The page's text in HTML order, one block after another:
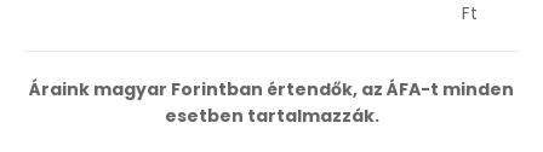
Ft
Áraink magyar Forintban értendők, az ÁFA-t minden
esetben tartalmazzák.